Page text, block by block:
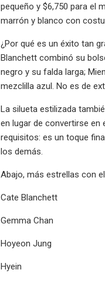
pequeño y $6,750 para el
marrón y blanco con
¿Por qué es un éxito tan
Blanchett combinó su
negro y su falda larga;
mezclilla azul. No es de
La silueta estilizada
en lugar de convertirse en
requisitos: es un toque
los demás.
Abajo, más estrellas con
Cate Blanchett
Gemma Chan
Hoyeon Jung
Hyein